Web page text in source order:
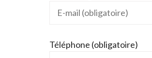
Téléphone (obligatoire)